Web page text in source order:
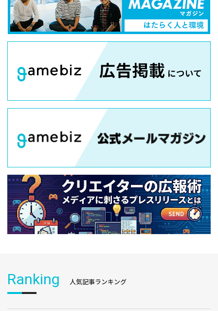
Ranking 人気記事ランキング